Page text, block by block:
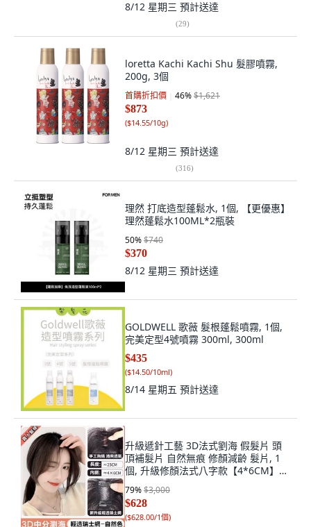
8/12 星期三 預計送達
(29)
loretta Kachi Kachi Shu 髮膠噴霧,
200g, 3個
首購折扣價 46%$1,621
$873
($14.55/10g)
8/12 星期三 預計送達
(316)
理然 打底造型蓬鬆水, 1個, 【更優惠】
理然蓬鬆水100ML*2瓶裝
50%$740
$370
8/12 星期三 預計送達
GOLDWELL 歌薇 髮根蓬鬆噴霧, 1個,
完美定型4號噴霧 300ml, 300ml
$435
($14.50/10ml)
8/14 星期五 預計送達
升級遞針工藝 3D法式劉海 假髮片 頭
頂補髮片 自然無痕 修顏減齡 髮片, 1
個, 升級修顏法式八字款【4*6CM】
自然色
79%$3,000
$628
($628.00/1個)